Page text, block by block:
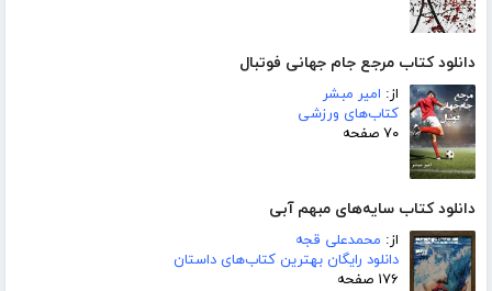
دانلود کتاب مرجع جام جهانی فوتبال
از: امیر مبشر
کتاب‌های ورزشی
۷۰ صفحه
دانلود کتاب سایه‌های مبهم آبی
از: محمدعلی قجه
دانلود رایگان بهترین کتاب‌های داستان
۱۷۶ صفحه